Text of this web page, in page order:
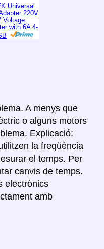
Universal
220V
Voltage
with 6A 4-
A menys que
o alguns motors
Explicació:
la freqüència
el temps. Per
canvis de temps.
electrònics
amb